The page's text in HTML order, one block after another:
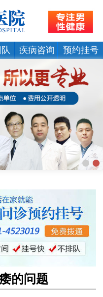
疾病咨询 预约挂号
的问题